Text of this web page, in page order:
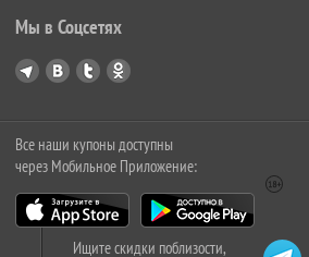
Мы в Соцсетях
Все наши купоны доступны
через Мобильное Приложение:
Ищите скидки поблизости,